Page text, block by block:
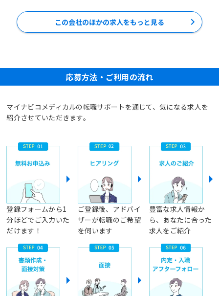
この会社のほかの求人をもっと見る
応募方法・ご利用の流れ
マイナビコメディカルの転職サポートを通じて、気になる求人を
紹介させていただきます。
登録フォームから1
分ほどでご入力いた
だけます！
ご登録後、アドバイ
ザーが転職のご希望
を伺います
豊富な求人情報か
ら、あなたに合った
求人をご紹介